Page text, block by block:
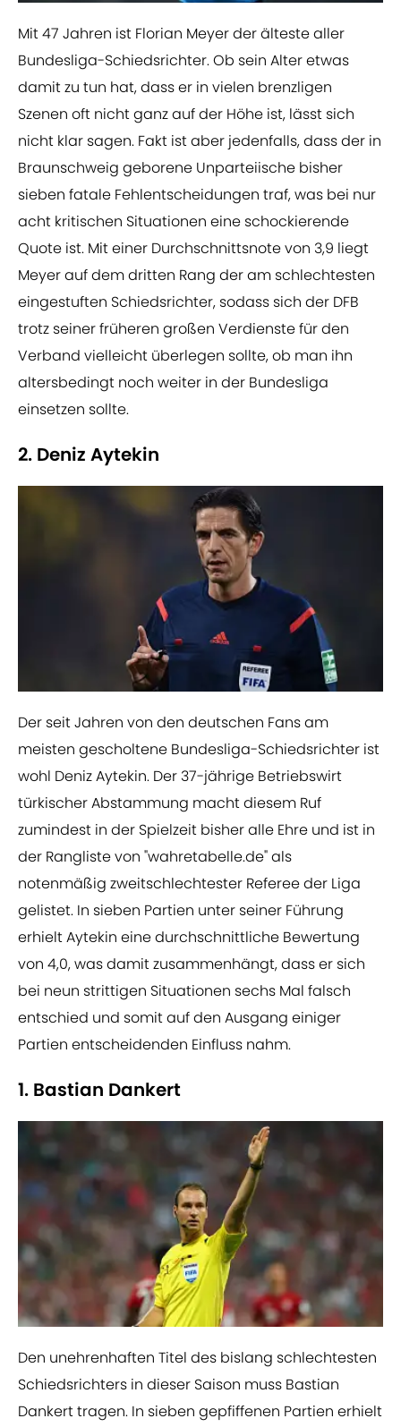
​Mit 47 Jahren ist Florian Meyer der älteste aller
Bundesliga-Schiedsrichter. Ob sein Alter etwas
damit zu tun hat, dass er in vielen brenzligen
Szenen oft nicht ganz auf der Höhe ist, lässt sich
nicht klar sagen. Fakt ist aber jedenfalls, dass der in
Braunschweig geborene Unparteiische bisher
sieben fatale Fehlentscheidungen traf, was bei nur
acht kritischen Situationen eine schockierende
Quote ist. Mit einer Durchschnittsnote von 3,9 liegt
Meyer auf dem dritten Rang der am schlechtesten
eingestuften Schiedsrichter, sodass sich der DFB
trotz seiner früheren großen Verdienste für den
Verband vielleicht überlegen sollte, ob man ihn
altersbedingt noch weiter in der Bundesliga
einsetzen sollte.
2. Deniz Aytekin
​Der seit Jahren von den deutschen Fans am
meisten gescholtene Bundesliga-Schiedsrichter ist
wohl Deniz Aytekin. Der 37-jährige Betriebswirt
türkischer Abstammung macht diesem Ruf
zumindest in der Spielzeit bisher alle Ehre und ist in
der Rangliste von "wahretabelle.de" als
notenmäßig zweitschlechtester Referee der Liga
gelistet. In sieben Partien unter seiner Führung
erhielt Aytekin eine durchschnittliche Bewertung
von 4,0, was damit zusammenhängt, dass er sich
bei neun strittigen Situationen sechs Mal falsch
entschied und somit auf den Ausgang einiger
Partien entscheidenden Einfluss nahm.
1. Bastian Dankert
​Den unehrenhaften Titel des bislang schlechtesten
Schiedsrichters in dieser Saison muss Bastian
Dankert tragen. In sieben gepfiffenen Partien erhielt